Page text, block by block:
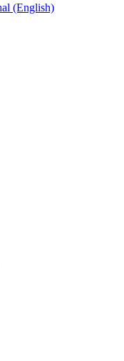
(English)